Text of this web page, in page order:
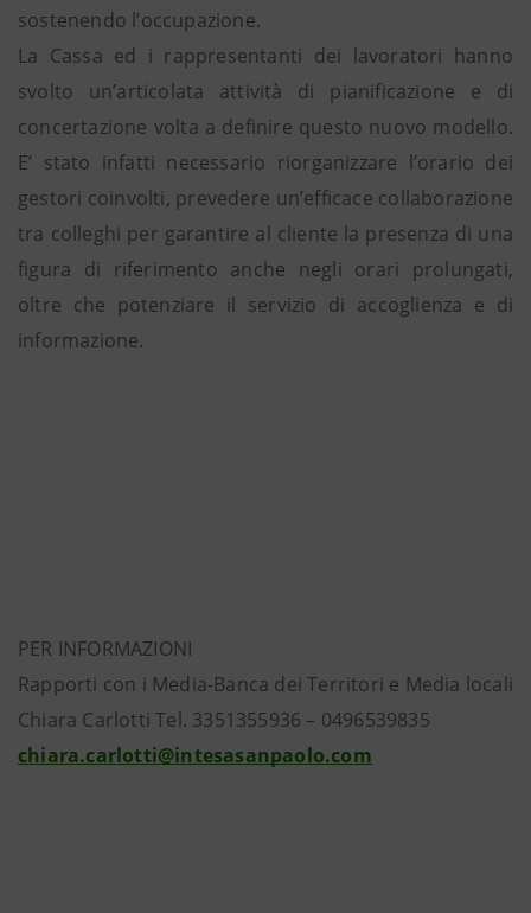
sostenendo l’occupazione.
La Cassa ed i rappresentanti dei lavoratori hanno
svolto un’articolata attività di pianificazione e di
concertazione volta a definire questo nuovo modello.
E’ stato infatti necessario riorganizzare l’orario dei
gestori coinvolti, prevedere un’efficace collaborazione
tra colleghi per garantire al cliente la presenza di una
figura di riferimento anche negli orari prolungati,
oltre che potenziare il servizio di accoglienza e di
informazione.
PER INFORMAZIONI
Rapporti con i Media-Banca dei Territori e Media locali
Chiara Carlotti Tel. 3351355936 – 0496539835
chiara.carlotti@intesasanpaolo.com